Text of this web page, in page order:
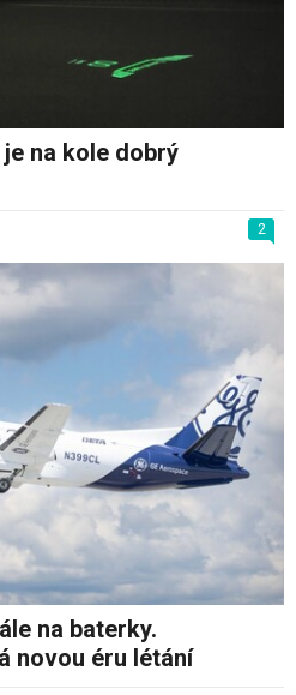
je na kole dobrý
2
na baterky.
novou éru létání